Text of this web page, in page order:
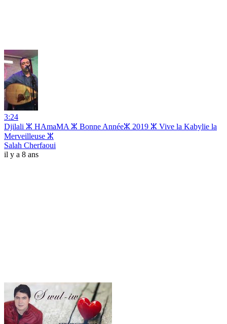
3:24
Djilali ⵣ HAmaMA ⵣ Bonne Annéeⵣ 2019 ⵣ Vive la Kabylie la
Merveilleuse ⵣ
Salah Cherfaoui
il y a 8 ans